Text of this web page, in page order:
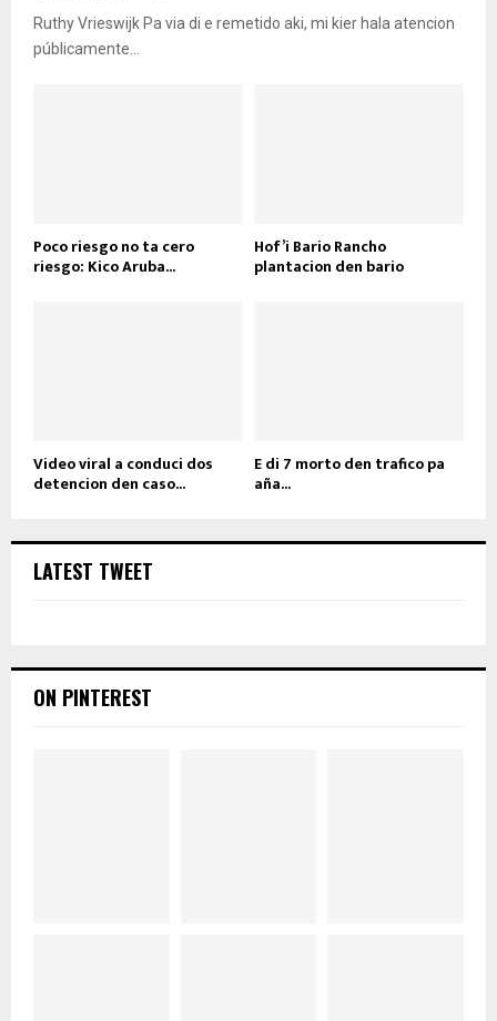
Ruthy Vrieswijk Pa via di e remetido aki, mi kier hala atencion
públicamente...
Poco riesgo no ta cero
riesgo: Kico Aruba...
Hof’i Bario Rancho
plantacion den bario
Video viral a conduci dos
detencion den caso...
E di 7 morto den trafico pa
aña...
LATEST TWEET
ON PINTEREST